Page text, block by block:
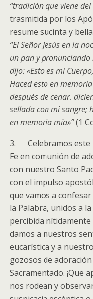
“tradición que viene del
trasmitida por los
resume sucinta y
“El Señor Jesús en la
un pan y
dijo: «Esto es mi
Haced esto en
después de cenar,
sellada con mi sangre;
en memoria mía»”(1
3. Celebramos este
Fe en comunión de
con nuestro Santo
con el impulso
que vamos a
la Palabra, unidos a
percibida
damos a nuestros
eucarística y a
gozosos de
Sacramentado. ¡Que
nos rodean y